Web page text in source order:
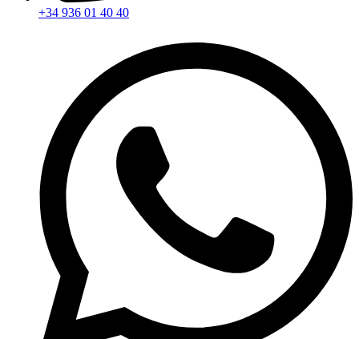
+34 936 01 40 40